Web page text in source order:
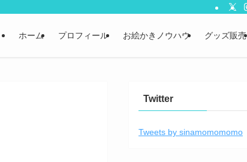
ホーム プロフィール お絵かきノウハウ グッズ販売
Twitter
Tweets by sinamomomomo